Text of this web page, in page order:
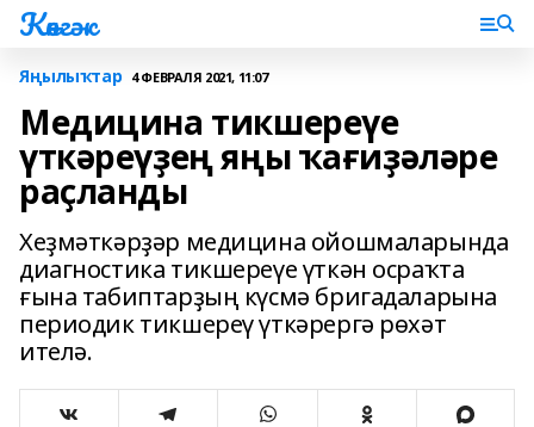
Көнгәк
Яңылыҡтар 4 ФЕВРАЛЯ 2021, 11:07
Медицина тикшереүе
үткәреүҙең яңы ҡағиҙәләре
раҫланды
Хеҙмәткәрҙәр медицина ойошмаларында
диагностика тикшереүе үткән осраҡта
ғына табиптарҙың күсмә бригадаларына
периодик тикшереү үткәрергә рөхәт
ителә.